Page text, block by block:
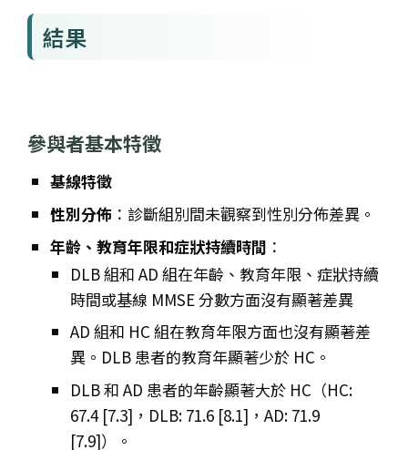
結果
參與者基本特徵
基線特徵
性別分佈 ：診斷組別間未觀察到性別分佈差異。
年齡、教育年限和症狀持續時間 ：
DLB 組和 AD 組在年齡、教育年限、症狀持續
時間或基線 MMSE 分數方面沒有顯著差異
AD 組和 HC 組在教育年限方面也沒有顯著差
異。DLB 患者的教育年顯著少於 HC。
DLB 和 AD 患者的年齡顯著大於 HC（HC:
67.4 [7.3]，DLB: 71.6 [8.1]，AD: 71.9
[7.9]）。